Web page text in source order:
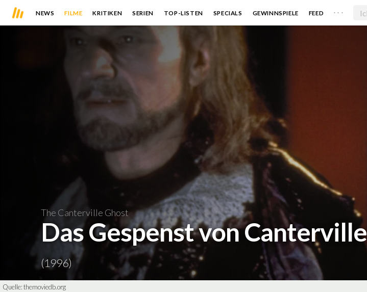
NEWS FILME KRITIKEN SERIEN TOP-LISTEN SPECIALS GEWINNSPIELE FEED . . .
The Canterville Ghost
Das Gespenst von Canterville
(1996)
Quelle:themoviedb.org